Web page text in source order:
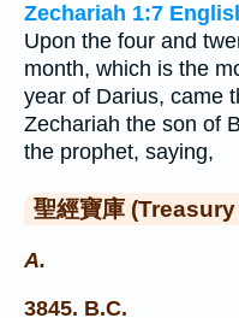
Zechariah 1:7
Upon the four and
month, which is the
year of Darius, came
Zechariah the son of
the prophet, saying,
聖經寶庫
A.
3845. B.C.